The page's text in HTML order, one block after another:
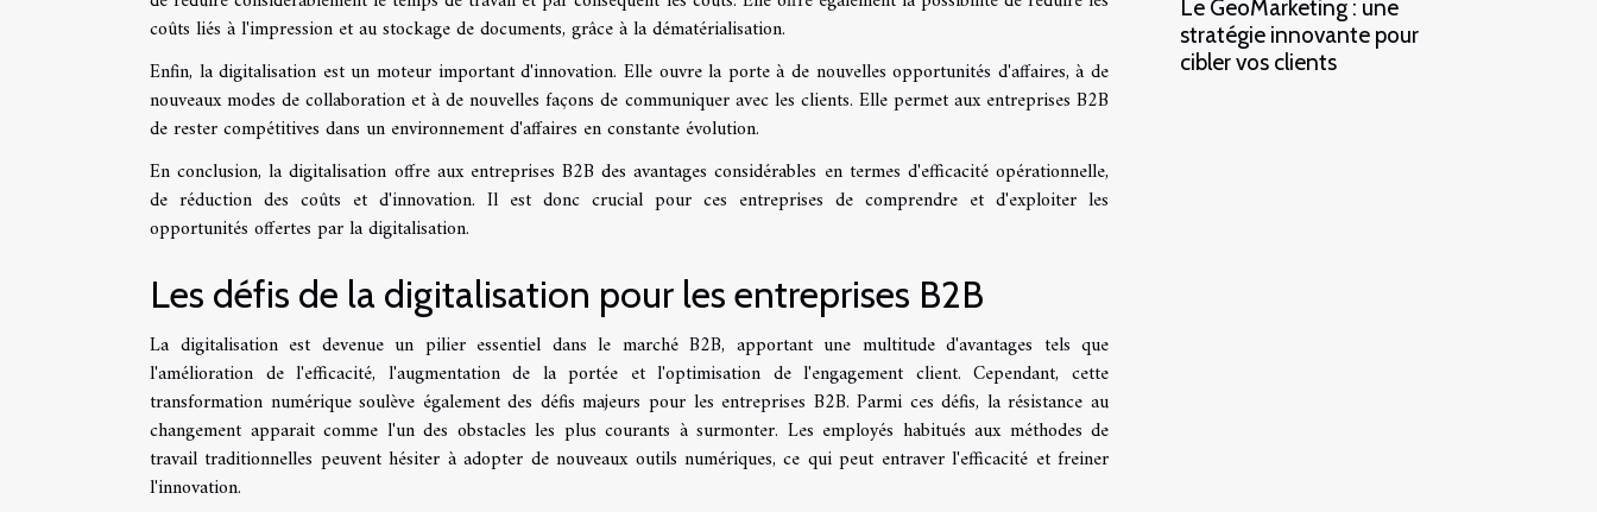
coûts liés à l'impression et au stockage de documents, grâce à la dématérialisation.
Enfin, la digitalisation est un moteur important d'innovation. Elle ouvre la porte à de nouvelles opportunités d'affaires, à de
nouveaux modes de collaboration et à de nouvelles façons de communiquer avec les clients. Elle permet aux entreprises B2B
de rester compétitives dans un environnement d'affaires en constante évolution.
En conclusion, la digitalisation offre aux entreprises B2B des avantages considérables en termes d'efficacité opérationnelle,
de réduction des coûts et d'innovation. Il est donc crucial pour ces entreprises de comprendre et d'exploiter les
opportunités offertes par la digitalisation.
Les défis de la digitalisation pour les entreprises B2B
La digitalisation est devenue un pilier essentiel dans le marché B2B, apportant une multitude d'avantages tels que
l'amélioration de l'efficacité, l'augmentation de la portée et l'optimisation de l'engagement client. Cependant, cette
transformation numérique soulève également des défis majeurs pour les entreprises B2B. Parmi ces défis, la résistance au
changement apparait comme l'un des obstacles les plus courants à surmonter. Les employés habitués aux méthodes de
travail traditionnelles peuvent hésiter à adopter de nouveaux outils numériques, ce qui peut entraver l'efficacité et freiner
l'innovation.
Le GeoMarketing : une
stratégie innovante pour
cibler vos clients